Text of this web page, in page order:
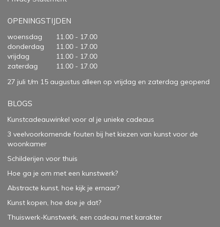
OPENINGSTIJDEN
woensdag
11.00 - 17.00
donderdag
11.00 - 17.00
vrijdag
11.00 - 17.00
zaterdag
11.00 - 17.00
27 juli t/m 15 augustus alleen op vrijdag en zaterdag geopend
BLOGS
Kunstcadeauwinkel voor al je unieke cadeaus
3 veelvoorkomende fouten bij het kiezen van kunst voor de
woonkamer
Schilderijen voor thuis
Hoe ga je om met een kunstwerk?
Abstracte kunst, hoe kijk je ernaar?
Kunst kopen, hoe doe je dat?
Thuiswerk-Kunstwerk, een cadeau met karakter